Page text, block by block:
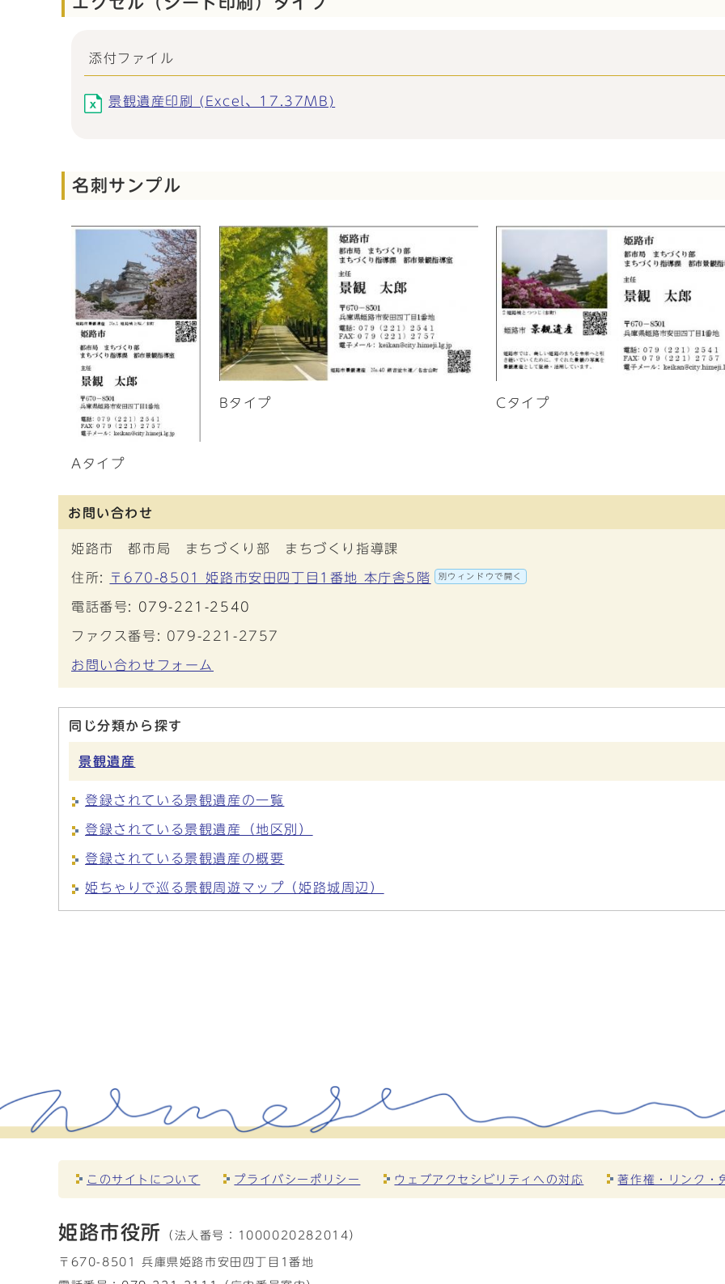
添付ファイル
景観遺産印刷 (Excel、17.37MB)
名刺サンプル
Aタイプ
Bタイプ Cタイプ
お問い合わせ
姫路市 都市局 まちづくり部 まちづくり指導課
住所: 〒670-8501 姫路市安田四丁目1番地 本庁舎5階 別ウィンドウで開く
電話番号: 079-221-2540
ファクス番号: 079-221-2757
お問い合わせフォーム
同じ分類から探す
景観遺産
登録されている景観遺産の一覧
登録されている景観遺産（地区別）
登録されている景観遺産の概要
姫ちゃりで巡る景観周遊マップ（姫路城周辺）
このサイトについて プライバシーポリシー ウェブアクセシビリティへの対応 著作権・リンク・
姫路市役所 （法人番号： 1000020282014）
〒670-8501 兵庫県姫路市安田四丁目1番地